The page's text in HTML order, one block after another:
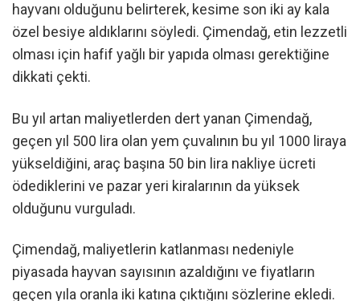
hayvanı olduğunu belirterek, kesime son iki ay kala
özel besiye aldıklarını söyledi. Çimendağ, etin lezzetli
olması için hafif yağlı bir yapıda olması gerektiğine
dikkati çekti.
Bu yıl artan maliyetlerden dert yanan Çimendağ,
geçen yıl 500 lira olan yem çuvalının bu yıl 1000 liraya
yükseldiğini, araç başına 50 bin lira nakliye ücreti
ödediklerini ve pazar yeri kiralarının da yüksek
olduğunu vurguladı.
Çimendağ, maliyetlerin katlanması nedeniyle
piyasada hayvan sayısının azaldığını ve fiyatların
geçen yıla oranla iki katına çıktığını sözlerine ekledi.